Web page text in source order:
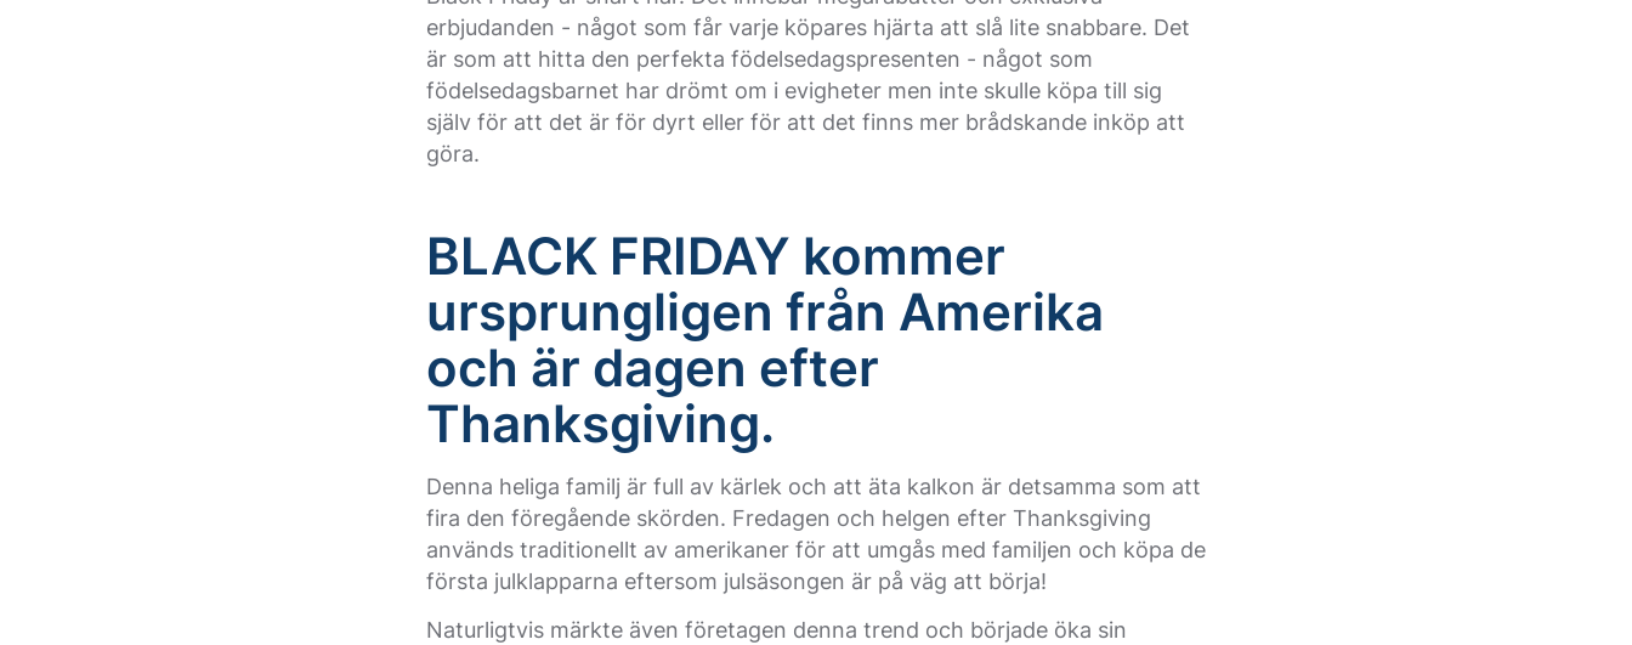
erbjudanden - något som får varje köpares hjärta att slå lite snabbare. Det
är som att hitta den perfekta födelsedagspresenten - något som
födelsedagsbarnet har drömt om i evigheter men inte skulle köpa till sig
själv för att det är för dyrt eller för att det finns mer brådskande inköp att
göra.
BLACK FRIDAY kommer
ursprungligen från Amerika
och är dagen efter
Thanksgiving.
Denna heliga familj är full av kärlek och att äta kalkon är detsamma som att
fira den föregående skörden. Fredagen och helgen efter Thanksgiving
används traditionellt av amerikaner för att umgås med familjen och köpa de
första julklapparna eftersom julsäsongen är på väg att börja!
Naturligtvis märkte även företagen denna trend och började öka sin